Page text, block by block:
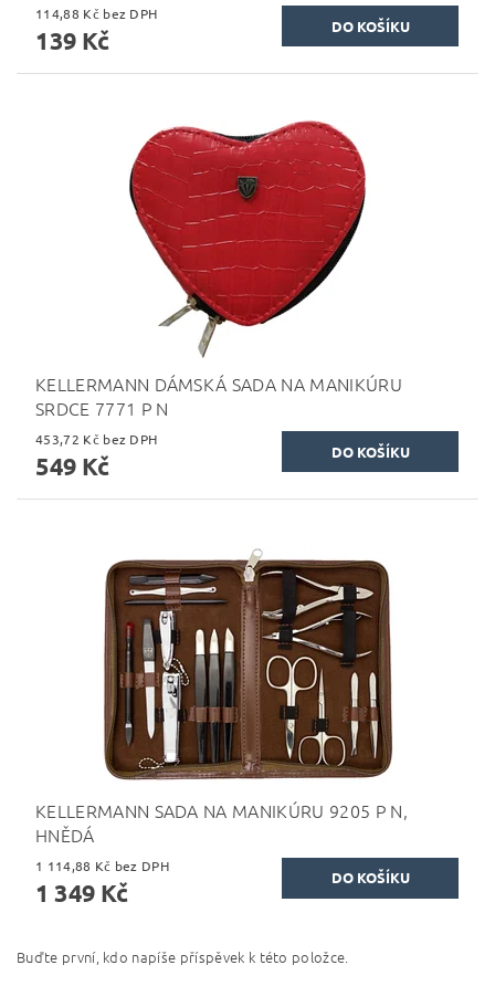
114,88 Kč bez DPH
139 Kč
KELLERMANN DÁMSKÁ SADA NA MANIKÚRU
SRDCE 7771 P N
453,72 Kč bez DPH
549 Kč
KELLERMANN SADA NA MANIKÚRU 9205 P N,
HNĚDÁ
1 114,88 Kč bez DPH
1 349 Kč
Buďte první, kdo napíše příspěvek k této položce.